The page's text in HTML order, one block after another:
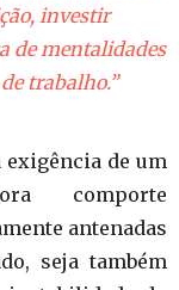
investir
de mentalidades
trabalho.”
exigência de um
comporte
antenadas
seja também